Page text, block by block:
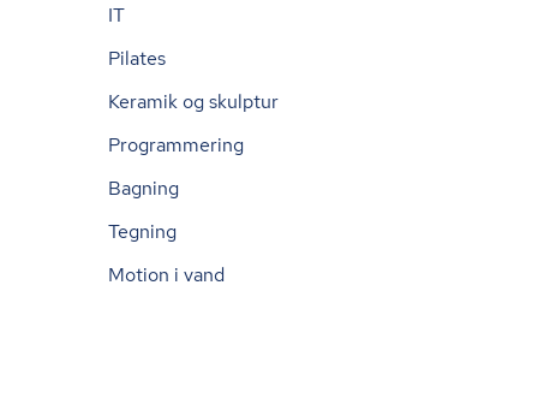
IT
Pilates
Keramik og skulptur
Programmering
Bagning
Tegning
Motion i vand